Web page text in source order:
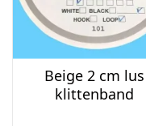
Beige 2 cm lus
klittenband